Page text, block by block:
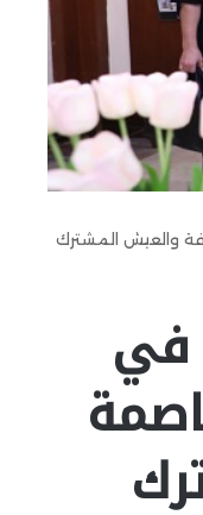
والعيش المشترك
في